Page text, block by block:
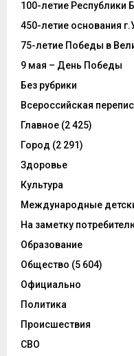
100-летие Республики
450-летие основания
75-летие Победы в
9 мая – День Победы
Без рубрики
Всероссийская
Главное (2 425)
Город (2 291)
Здоровье
Культура
Международные
На заметку
Образование
Общество (5 604)
Официально
Политика
Происшествия
СВО